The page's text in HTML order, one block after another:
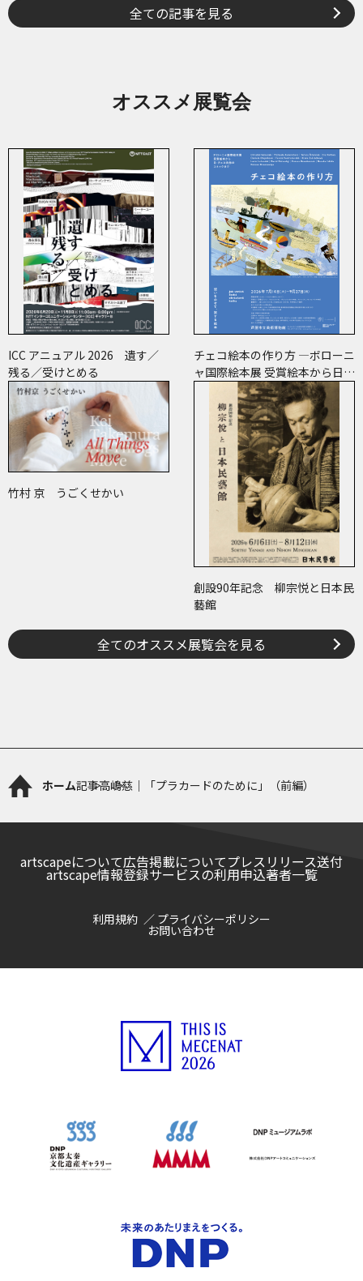
全ての記事を見る
オススメ展覧会
ICC アニュアル 2026 遺す／
残る／受けとめる
チェコ絵本の作り方 ―ボローニ
ャ国際絵本展 受賞絵本から日･
チェコ共作のコミックまで―
竹村 京 うごくせかい
創設90年記念 柳宗悦と日本民
藝館
全てのオススメ展覧会を見る
ホーム記事高嶋慈｜「プラカードのために」（前編）
artscapeについて広告掲載についてプレスリリース送付
artscape情報登録サービスの利用申込著者一覧
利用規約 プライバシーポリシー
お問い合わせ